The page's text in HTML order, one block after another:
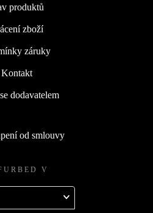
produktů
zboží
záruky
Kontakt
dodavatelem
od smlouvy
V